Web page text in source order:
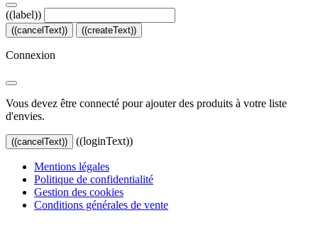
((label))
((cancelText)) ((createText))
Connexion
Vous devez être connecté pour ajouter des produits à votre liste
d'envies.
((cancelText)) ((loginText))
Mentions légales
Politique de confidentialité
Gestion des cookies
Conditions générales de vente